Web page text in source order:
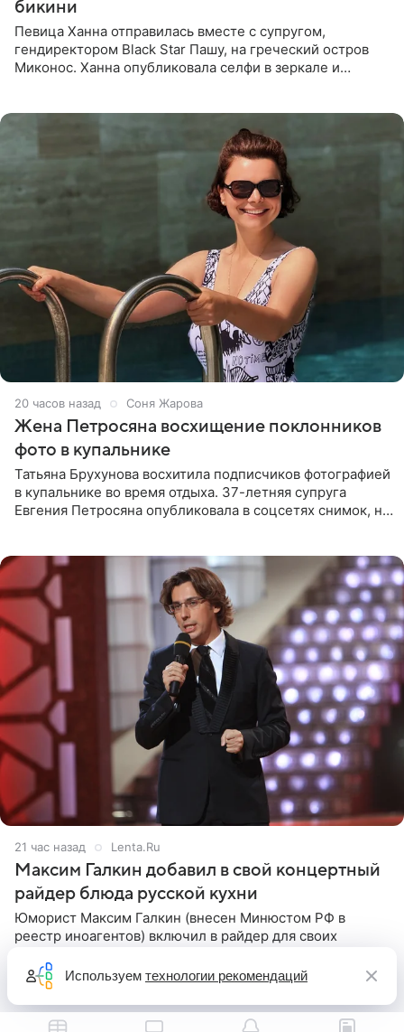
бикини
Певица Ханна отправилась вместе с супругом,
гендиректором Black Star Пашу, на греческий остров
Миконос. Ханна опубликовала селфи в зеркале и
20 часов назад Соня Жарова
Жена Петросяна восхищение поклонников
фото в купальнике
Татьяна Брухунова восхитила подписчиков фотографией
в купальнике во время отдыха. 37-летняя супруга
Евгения Петросяна опубликовала в соцсетях снимок, на
21 час назад Lenta.Ru
Максим Галкин добавил в свой концертный
райдер блюда русской кухни
Юморист Максим Галкин (внесен Минюстом РФ в
реестр иноагентов) включил в райдер для своих
русской кухни. Об этом сообщает РИА Новости.
Согласно документу, в гримерную
Используем технологии рекомендаций